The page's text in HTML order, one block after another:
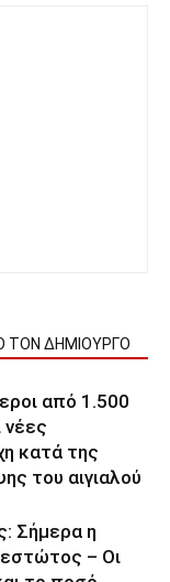
ΤΟΝ ΔΗΜΙΟΥΡΓΟ
από 1.500
νέες
κατά της
του αιγιαλού
Σήμερα η
– Οι